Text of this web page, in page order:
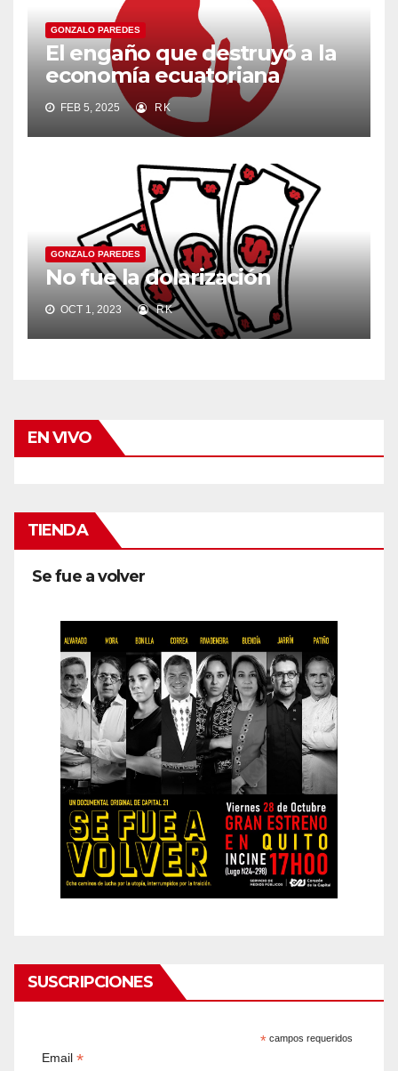
GONZALO PAREDES
El engaño que destruyó a la
economía ecuatoriana
FEB 5, 2025 RK
GONZALO PAREDES
No fue la dolarización
OCT 1, 2023 RK
EN VIVO
TIENDA
Se fue a volver
SUSCRIPCIONES
* campos requeridos
Email*